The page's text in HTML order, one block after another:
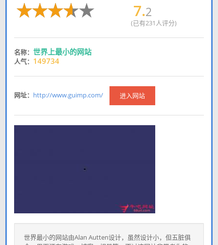
7.2
(已有231人评分)
名称： 世界上最小的网站
人气： 149734
网址： http://www.guimp.com/ 进入网站
世界最小的网站由Alan Autten设计，虽然设计小，但五脏俱